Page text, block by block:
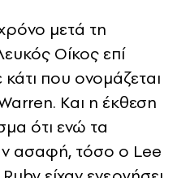
μετά τη
Οίκος επί
που ονομάζεται
Και η έκθεση
ότι ενώ τα
ασαφή, τόσο ο Lee